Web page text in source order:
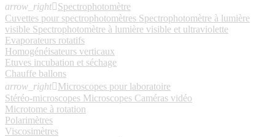
arrow_right Spectrophotomètre
Cuvettes pour spectrophotomètres Spectrophotomètre à lumière
visible Spectrophotomètre à lumière visible et ultraviolette
Evaporateurs rotatifs
Homogénéisateurs verticaux
Etuves incubation et séchage
Chauffe ballons
arrow_right Microscopes pour laboratoire
Stéréo-microscopes Microscopes Caméras vidéo
Microtome à rotation
Polarimètres
Viscosimètres